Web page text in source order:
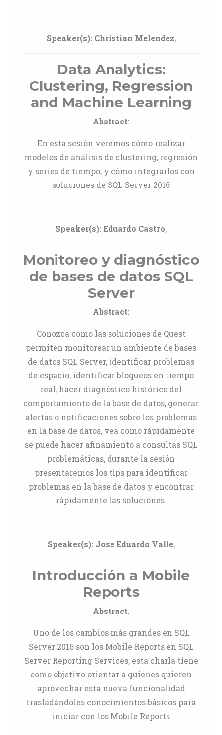
Speaker(s): Christian Melendez,
Data Analytics:
Clustering, Regression
and Machine Learning
Abstract:
En esta sesión veremos cómo realizar
modelos de análisis de clustering, regresión
y series de tiempo, y cómo integrarlos con
soluciones de SQL Server 2016
Speaker(s):Eduardo Castro,
Monitoreo y diagnóstico
de bases de datos SQL
Server
Abstract:
Conozca como las soluciones de Quest
permiten monitorear un ambiente de bases
de datos SQL Server, identificar problemas
de espacio, identificar bloqueos en tiempo
real, hacer diagnóstico histórico del
comportamiento de la base de datos, generar
alertas o notificaciones sobre los problemas
en la base de datos, vea como rápidamente
se puede hacer afinamiento a consultas SQL
problemáticas, durante la sesión
presentaremos los tips para identificar
problemas en la base de datos y encontrar
rápidamente las soluciones.
Speaker(s): Jose Eduardo Valle,
Introducción a Mobile
Reports
Abstract:
Uno de los cambios más grandes en SQL
Server 2016 son los Mobile Reports en SQL
Server Reporting Services, esta charla tiene
como objetivo orientar a quienes quieren
aprovechar esta nueva funcionalidad
trasladándoles conocimientos básicos para
iniciar con los Mobile Reports